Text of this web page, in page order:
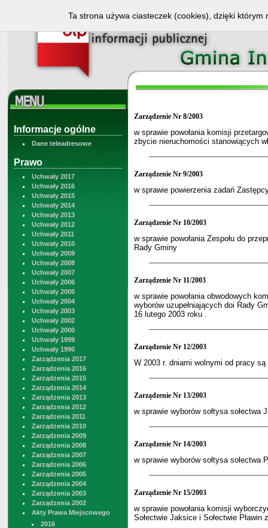
Informacje ogólne
Dane teleadresowe
Prawo
Uchwały 2017
Uchwały 2016
Uchwały 2015
Uchwały 2014
Uchwały 2013
Uchwały 2012
Uchwały 2011
Uchwały 2010
Uchwały 2009
Uchwały 2008
Uchwały 2007
Uchwały 2006
Uchwały 2005
Uchwały 2004
Uchwały 2003
Uchwały 2002
Uchwały 2000
Uchwały 1999
Uchwały 1996
Zarządzenia 2017
Zarządzenia 2016
Zarządzenia 2015
Zarządzenia 2014
Zarządzenia 2013
Zarządzenia 2012
Zarządzenia 2011
Zarządzenia 2010
Zarządzenia 2009
Zarządzenia 2008
Zarządzenia 2007
Zarządzenia 2006
Zarządzenia 2005
Zarządzenia 2004
Zarządzenia 2003
Zarządzenia 2002
Akty Prawa Miejscowego
2016
Zarządzenie Nr 8/2003
w sprawie powołania komisji
zbycie nieruchomości stanowiących
Zarządzenie Nr 9/2003
w sprawie powierzenia zadań
Zarządzenie Nr 10/2003
w sprawie powołania Zespołu do
Rady Gminy
Zarządzenie Nr 11/2003
w sprawie powołania obwodowych
wyborów uzupełniających doi Rady
16 lutego 2003 roku .
Zarządzenie Nr 12/2003
W 2003 r. dniami wolnymi od pracy są
Zarządzenie Nr 13/2003
w sprawie wyborów sołtysa sołectwa
Zarządzenie Nr 14/2003
w sprawie wyborów sołtysa sołectwa
Zarządzenie Nr 15/2003
w sprawie powołania komisji
Sołectwie Jaksice i Sołectwie Pławin
Ta strona używa ciasteczek (cookies), dzięki którym